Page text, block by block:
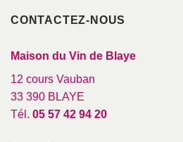
CONTACTEZ-NOUS
Maison du Vin de Blaye
12 cours Vauban
33 390 BLAYE
Tél. 05 57 42 94 20